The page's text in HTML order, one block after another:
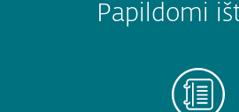
Papildomi